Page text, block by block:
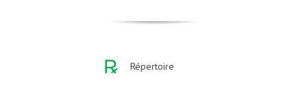
Répertoire